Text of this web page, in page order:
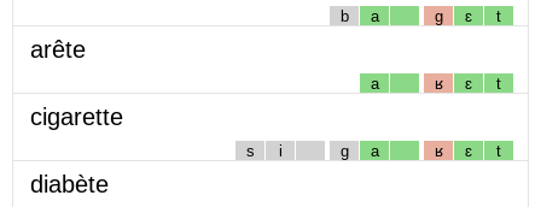
b a g ɛ t
arête
a ʁ ɛ t
cigarette
s i g a ʁ ɛ t
diabète